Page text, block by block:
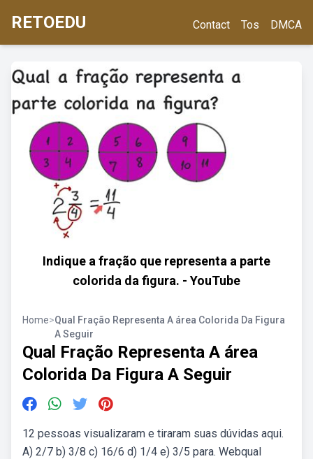
RETOEDU Contact Tos DMCA
Indique a fração que representa a parte
colorida da figura. - YouTube
Home>Qual Fração Representa A área Colorida Da Figura
A Seguir
Qual Fração Representa A área
Colorida Da Figura A Seguir
12 pessoas visualizaram e tiraram suas dúvidas aqui.
A) 2/7 b) 3/8 c) 16/6 d) 1/4 e) 3/5 para. Webqual